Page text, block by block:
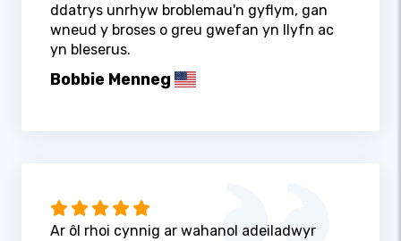
ddatrys unrhyw broblemau'n gyflym, gan
wneud y broses o greu gwefan yn llyfn ac
yn bleserus.
Bobbie Menneg
Ar ôl rhoi cynnig ar wahanol adeiladwyr